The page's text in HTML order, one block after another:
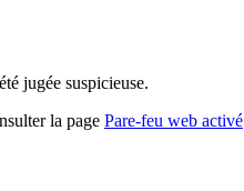
jugée suspicieuse.
la page Pare-feu web activé